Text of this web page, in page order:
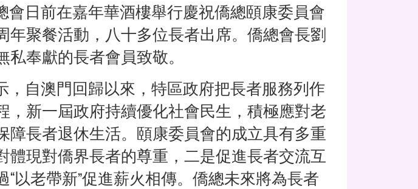
會日前在嘉年華酒樓舉行慶祝僑總頤康委員會
年聚餐活動，八十多位長者出席。僑總會長劉
私奉獻的長者會員致敬。
，自澳門回歸以來，特區政府把長者服務列作
，新一屆政府持續優化社會民生，積極應對老
障長者退休生活。頤康委員會的成立具有多重
體現對僑界長者的尊重，二是促進長者交流互
“以老帶新”促進薪火相傳。僑總未來將為長者